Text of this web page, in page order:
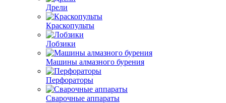
Дрели
Краскопульты
Лобзики
Машины алмазного бурения
Перфораторы
Сварочные аппараты